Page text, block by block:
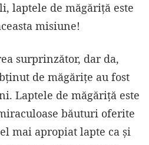
laptele de măgăriță este
misiune!
surprinzător, dar da,
de măgărițe au fost
Laptele de măgăriță este
băuturi oferite
mai apropiat lapte ca și